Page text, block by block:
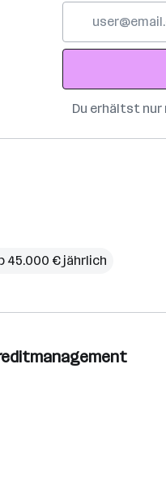
Adresse
Du erhältst nur
45.000 € jährlich